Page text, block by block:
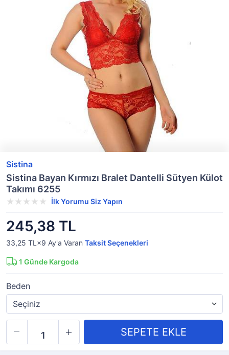
Sistina
Sistina Bayan Kırmızı Bralet Dantelli Sütyen Külot
Takımı 6255
İlk Yorumu Siz Yapın
245,38 TL
33,25 TL×9 Ay'a Varan Taksit Seçenekleri
1 Günde Kargoda
Beden